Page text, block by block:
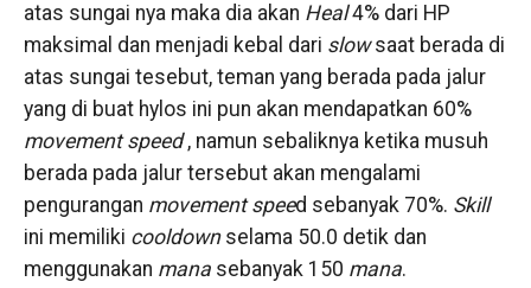
atas sungai nya maka dia akan Heal4% dari HP
maksimal dan menjadi kebal dari slowsaat berada di
atas sungai tesebut, teman yang berada pada jalur
yang di buat hylos ini pun akan mendapatkan 60%
movement speed, namun sebaliknya ketika musuh
berada pada jalur tersebut akan mengalami
pengurangan movement speed sebanyak 70%. Skill
ini memiliki cooldownselama 50.0 detik dan
menggunakan manasebanyak 150 mana.